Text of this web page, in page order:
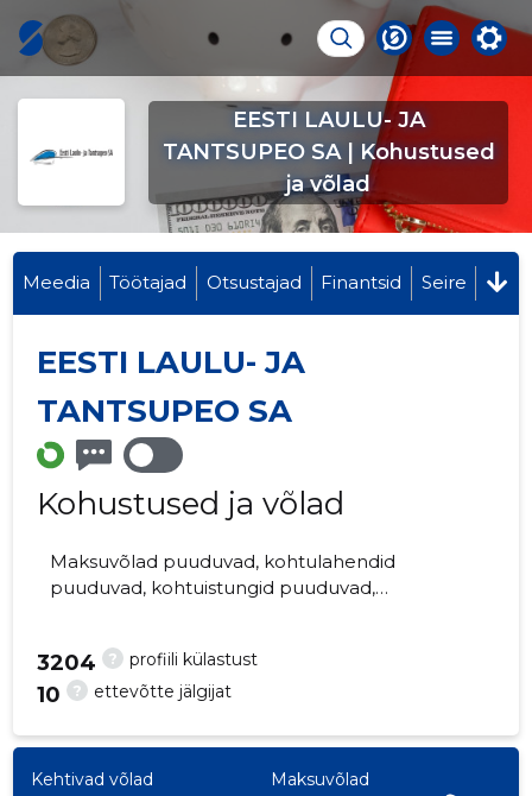
EESTI LAULU- JA
TANTSUPEO SA | Kohustused
ja võlad
Meedia Töötajad Otsustajad Finantsid Seire
EESTI LAULU- JA
TANTSUPEO SA
Kohustused ja võlad
Maksuvõlad puuduvad, kohtulahendid
puuduvad, kohtuistungid puuduvad,
margus.toomla@kajakeskus.ee, +372
6273125
? profiili külastust
3204
? ettevõtte jälgijat
10
Kehtivad võlad
Maksuvõlad